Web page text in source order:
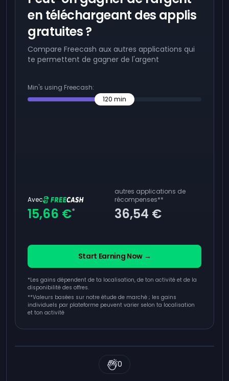
en téléchargeant des applis
gratuites ?
Compare Freecash aux autres applications qui
te permettent de gagner de l'argent
Min's using Freecash:
120 min
Avec
15,66 €*
autres applications de
récompenses**
36,54 €
Start Earning Now →
*Les gains dépendent de ta localisation, de ton activité et de la
disponibilité des offres.
**Valeurs basées sur notre étude de marché ; les gains
individuels par plateforme peuvent varier selon ta localisation
et ton activité
0